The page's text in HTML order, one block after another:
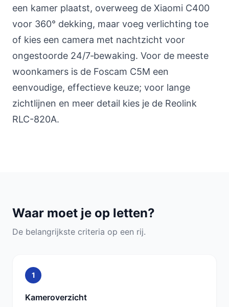
een kamer plaatst, overweeg de Xiaomi C400
voor 360° dekking, maar voeg verlichting toe
of kies een camera met nachtzicht voor
ongestoorde 24/7‑bewaking. Voor de meeste
woonkamers is de Foscam C5M een
eenvoudige, effectieve keuze; voor lange
zichtlijnen en meer detail kies je de Reolink
RLC-820A.
Waar moet je op letten?
De belangrijkste criteria op een rij.
1
Kameroverzicht